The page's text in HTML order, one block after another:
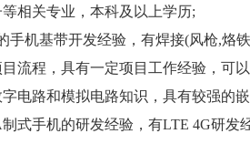
关专业，本科及以上学历;
机基带开发经验，有焊接(风枪,烙
程，具有一定项目工作经验，可以
路和模拟电路知识，具有较强的嵌
手机的研发经验，有LTE 4G研发